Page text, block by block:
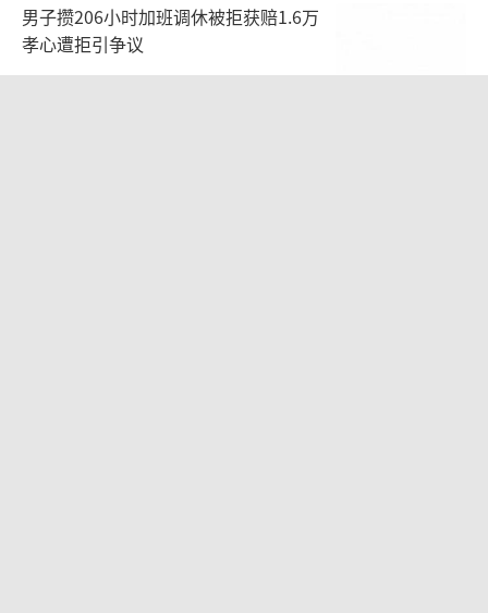
男子攒206小时加班调休被拒获赔1.6万
孝心遭拒引争议
2026-08-10 18:21:41